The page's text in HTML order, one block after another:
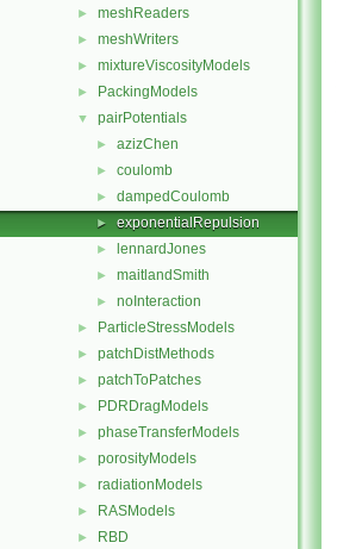
► meshReaders
► meshWriters
► mixtureViscosityModels
► PackingModels
▼ pairPotentials
► azizChen
► coulomb
► dampedCoulomb
► exponentialRepulsion
► lennardJones
► maitlandSmith
► noInteraction
► ParticleStressModels
► patchDistMethods
► patchToPatches
► PDRDragModels
► phaseTransferModels
► porosityModels
► radiationModels
► RASModels
► RBD